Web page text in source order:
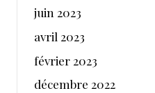
juin 2023
avril 2023
février 2023
décembre 2022